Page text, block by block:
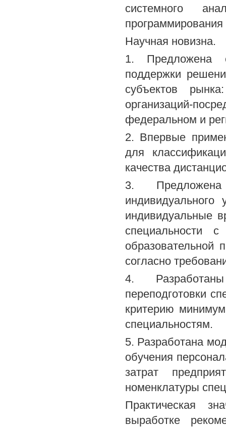
системного
Научная новизна.
1. Предложена
поддержки
субъектов
организаций-
федеральном и
2. Впервые
для
качества
3. Предложена
индивидуальные
специальности
образовательной
согласно
4.
переподготовки
критерию
специальностям.
5. Разработана
обучения
затрат
номенклатуры
Практическая
выработке